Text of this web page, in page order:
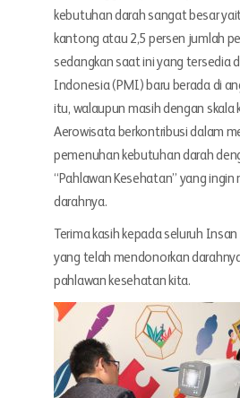
kebutuhan darah sangat besar
kantong atau 2,5 persen jumlah
sedangkan saat ini yang tersedia
Indonesia (PMI) baru berada di
itu, walaupun masih dengan skala
Aerowisata berkontribusi dalam
pemenuhan kebutuhan darah
“Pahlawan Kesehatan” yang ingin
darahnya.
Terima kasih kepada seluruh
yang telah mendonorkan
pahlawan kesehatan kita.